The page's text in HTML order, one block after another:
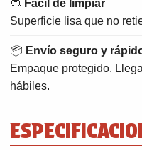
🧼 Fácil de limpiar
Superficie lisa que no
📦 Envío seguro y
Empaque protegido.
hábiles.